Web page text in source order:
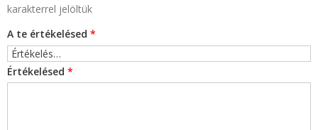
karakterrel jelöltük
A te értékelésed *
Értékelésed *